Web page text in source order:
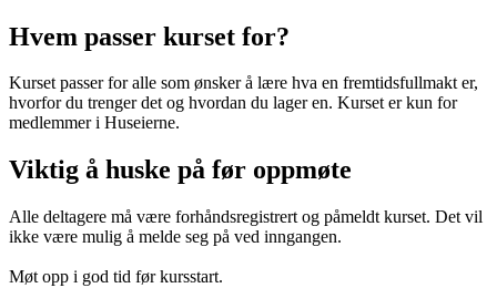
Hvem passer kurset for?
Kurset passer for alle som ønsker å lære hva en fremtidsfullmakt er,
hvorfor du trenger det og hvordan du lager en. Kurset er kun for
medlemmer i Huseierne.
Viktig å huske på før oppmøte
Alle deltagere må være forhåndsregistrert og påmeldt kurset. Det vil
ikke være mulig å melde seg på ved inngangen.
Møt opp i god tid før kursstart.